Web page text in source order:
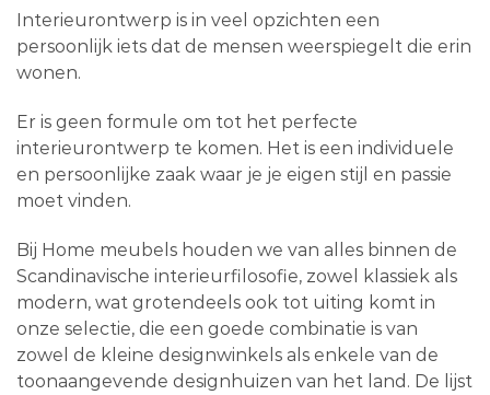
Interieurontwerp is in veel opzichten een
persoonlijk iets dat de mensen weerspiegelt die erin
wonen.
Er is geen formule om tot het perfecte
interieurontwerp te komen. Het is een individuele
en persoonlijke zaak waar je je eigen stijl en passie
moet vinden.
Bij Home meubels houden we van alles binnen de
Scandinavische interieurfilosofie, zowel klassiek als
modern, wat grotendeels ook tot uiting komt in
onze selectie, die een goede combinatie is van
zowel de kleine designwinkels als enkele van de
toonaangevende designhuizen van het land. De lijst